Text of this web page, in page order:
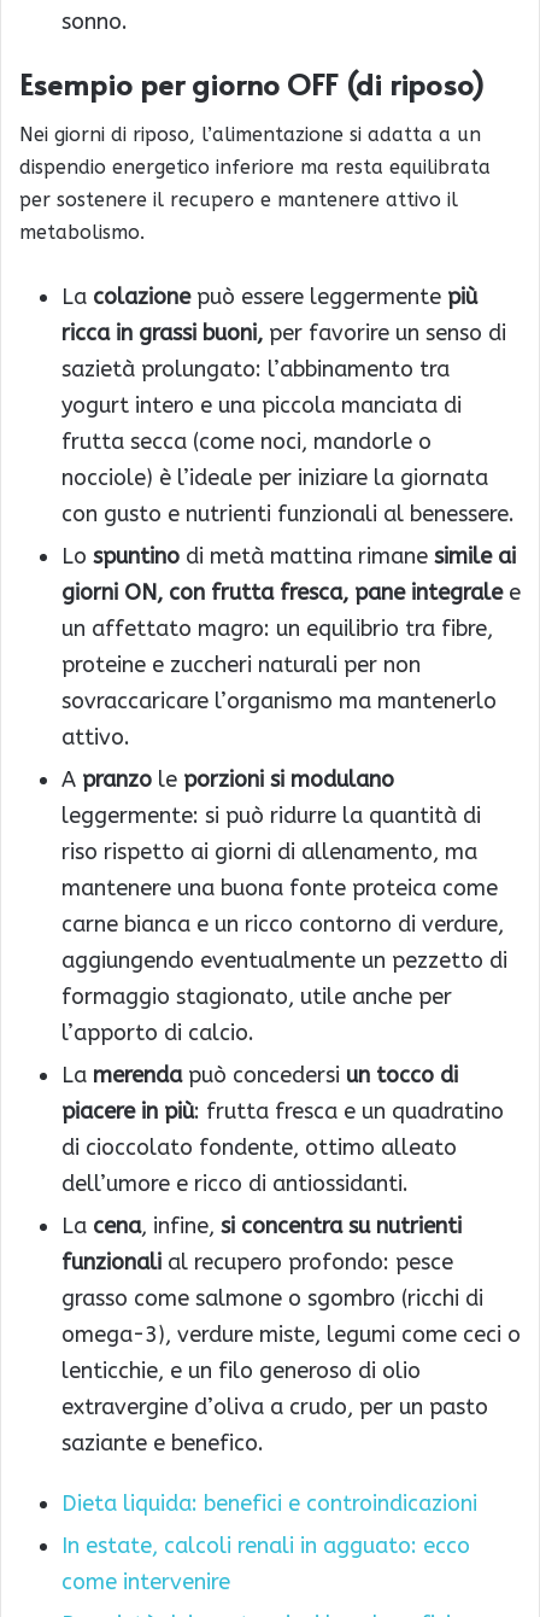
sonno.
Esempio per giorno OFF (di riposo)
Nei giorni di riposo, l’alimentazione si adatta a un
dispendio energetico inferiore ma resta equilibrata
per sostenere il recupero e mantenere attivo il
metabolismo.
La colazionepuò essere leggermente più
ricca in grassi buoni, per favorire un senso di
sazietà prolungato: l’abbinamento tra
yogurt intero e una piccola manciata di
frutta secca (come noci, mandorle o
nocciole) è l’ideale per iniziare la giornata
con gusto e nutrienti funzionali al benessere.
Lo spuntino di metà mattina rimane simile ai
giorni ON, con frutta fresca, pane integralee
un affettato magro: un equilibrio tra fibre,
proteine e zuccheri naturali per non
sovraccaricare l’organismo ma mantenerlo
attivo.
A pranzo le porzioni si modulano
leggermente: si può ridurre la quantità di
riso rispetto ai giorni di allenamento, ma
mantenere una buona fonte proteica come
carne bianca e un ricco contorno di verdure,
aggiungendo eventualmente un pezzetto di
formaggio stagionato, utile anche per
l’apporto di calcio.
La merendapuò concedersi un tocco di
piacere in più: frutta fresca e un quadratino
di cioccolato fondente, ottimo alleato
dell’umore e ricco di antiossidanti.
La cena, infine, si concentra su nutrienti
funzionali al recupero profondo: pesce
grasso come salmone o sgombro (ricchi di
omega-3), verdure miste, legumi come ceci o
lenticchie, e un filo generoso di olio
extravergine d’oliva a crudo, per un pasto
saziante e benefico.
Dieta liquida: benefici e controindicazioni
In estate, calcoli renali in agguato: ecco
come intervenire